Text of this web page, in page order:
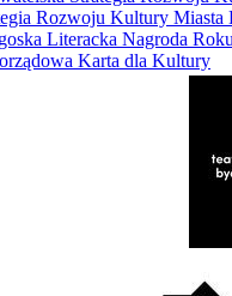
Rozwoju Kultury Miasta
Literacka Nagroda
Karta dla Kultury